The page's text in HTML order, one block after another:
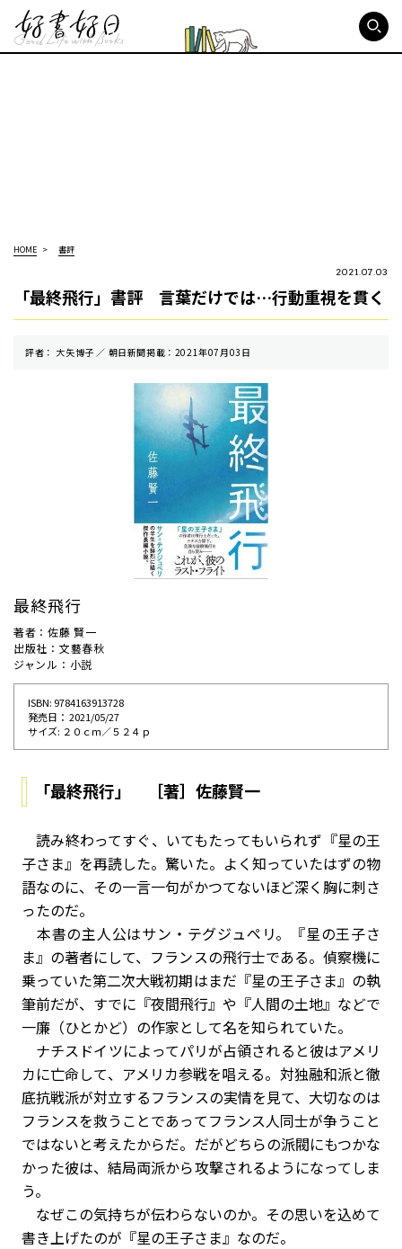
HOME 書評
2021.07.03
「最終飛行」書評 言葉だけでは…行動重視を貫く
評者： 大矢博子 ／ 朝⽇新聞掲載：2021年07月03日
最終飛行
著者：佐藤 賢一
出版社：文藝春秋
ジャンル：小説
ISBN: 9784163913728
発売⽇： 2021/05/27
サイズ: ２０ｃｍ／５２４ｐ
「最終飛行」 ［著］佐藤賢一
読み終わってすぐ、いてもたってもいられず『星の王
子さま』を再読した。驚いた。よく知っていたはずの物
語なのに、その一言一句がかつてないほど深く胸に刺さ
ったのだ。
本書の主人公はサン・テグジュペリ。『星の王子さ
ま』の著者にして、フランスの飛行士である。偵察機に
乗っていた第二次大戦初期はまだ『星の王子さま』の執
筆前だが、すでに『夜間飛行』や『人間の土地』などで
一廉（ひとかど）の作家として名を知られていた。
ナチスドイツによってパリが占領されると彼はアメリ
カに亡命して、アメリカ参戦を唱える。対独融和派と徹
底抗戦派が対立するフランスの実情を見て、大切なのは
フランスを救うことであってフランス人同士が争うこと
ではないと考えたからだ。だがどちらの派閥にもつかな
かった彼は、結局両派から攻撃されるようになってしま
う。
なぜこの気持ちが伝わらないのか。その思いを込めて
書き上げたのが『星の王子さま』なのだ。